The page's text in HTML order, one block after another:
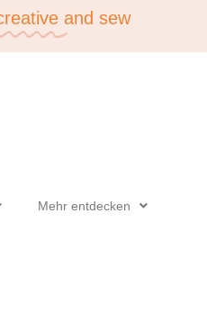
and sew
Mehr entdecken